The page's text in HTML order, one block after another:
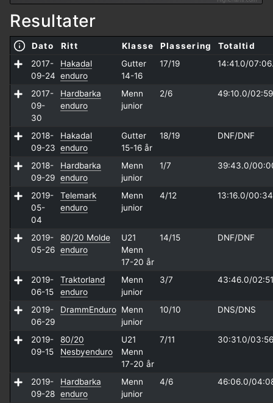
Resultater
Dato Ritt Klasse Plassering
Totaltid
2017-
09-24
Hakadal
enduro
Gutter
14-16
17/19 14:41.0/
2017-
09-
30
Hardbarka
enduro
Menn
junior
2/6 49:10.0/
2018-
09-23
Hakadal
enduro
Gutter
15-16 år
18/19 DNF/DNF
2018-
09-29
Hardbarka
enduro
Menn
junior
1/7 39:43.0/
2019-
05-
04
Telemark
enduro
Menn
junior
4/12 13:16.0/
2019-
05-26
80/20 Molde
enduro
U21
Menn
17-20 år
14/15 DNF/DNF
2019-
06-15
Traktorland
enduro
Menn
junior
3/7 43:46.0/
2019-
06-29
DrammEnduro Menn
junior
10/10 DNS/DNS
2019-
09-15
80/20
Nesbyenduro
U21
Menn
17-20 år
7/11 30:31.0/
2019-
09-28
Hardbarka
enduro
Menn
junior
4/6 46:06.0/